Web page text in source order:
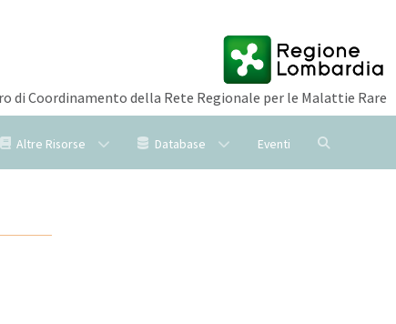
di Coordinamento della Rete Regionale per le Malattie Rare
Altre Risorse Database Eventi